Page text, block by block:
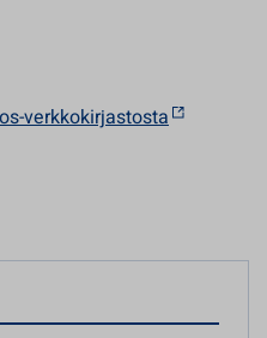
verkkokirjastosta